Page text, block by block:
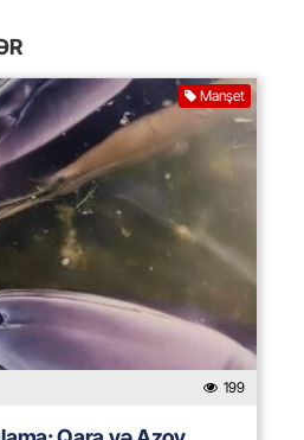
Manşet
199